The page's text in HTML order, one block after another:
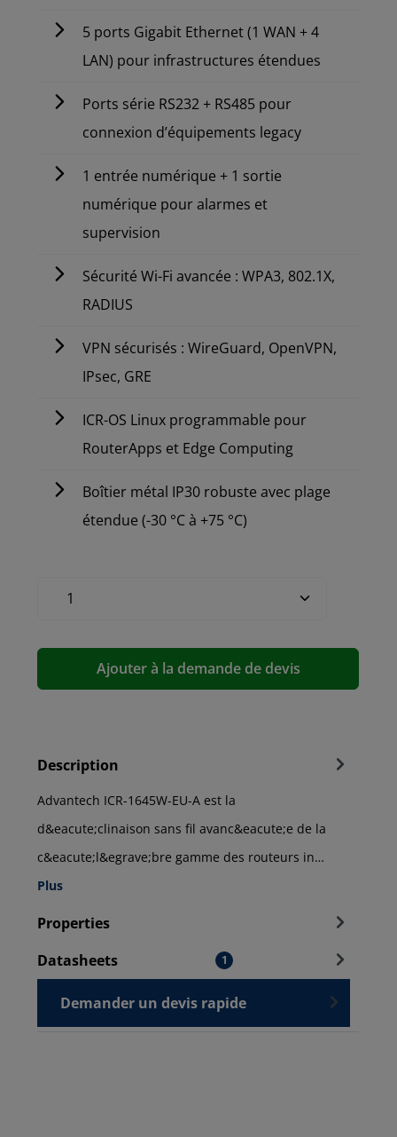
5 ports Gigabit Ethernet (1 WAN + 4
LAN) pour infrastructures étendues
Ports série RS232 + RS485 pour
connexion d’équipements legacy
1 entrée numérique + 1 sortie
numérique pour alarmes et
supervision
Sécurité Wi-Fi avancée : WPA3, 802.1X,
RADIUS
VPN sécurisés : WireGuard, OpenVPN,
IPsec, GRE
ICR-OS Linux programmable pour
RouterApps et Edge Computing
Boîtier métal IP30 robuste avec plage
étendue (-30 °C à +75 °C)
Ajouter à la demande de devis
Description
Advantech ICR-1645W-EU-A est la
d&eacute;clinaison sans fil avanc&eacute;e de la
c&eacute;l&egrave;bre gamme des routeurs in…
Plus
Properties
Datasheets
1
Demander un devis rapide